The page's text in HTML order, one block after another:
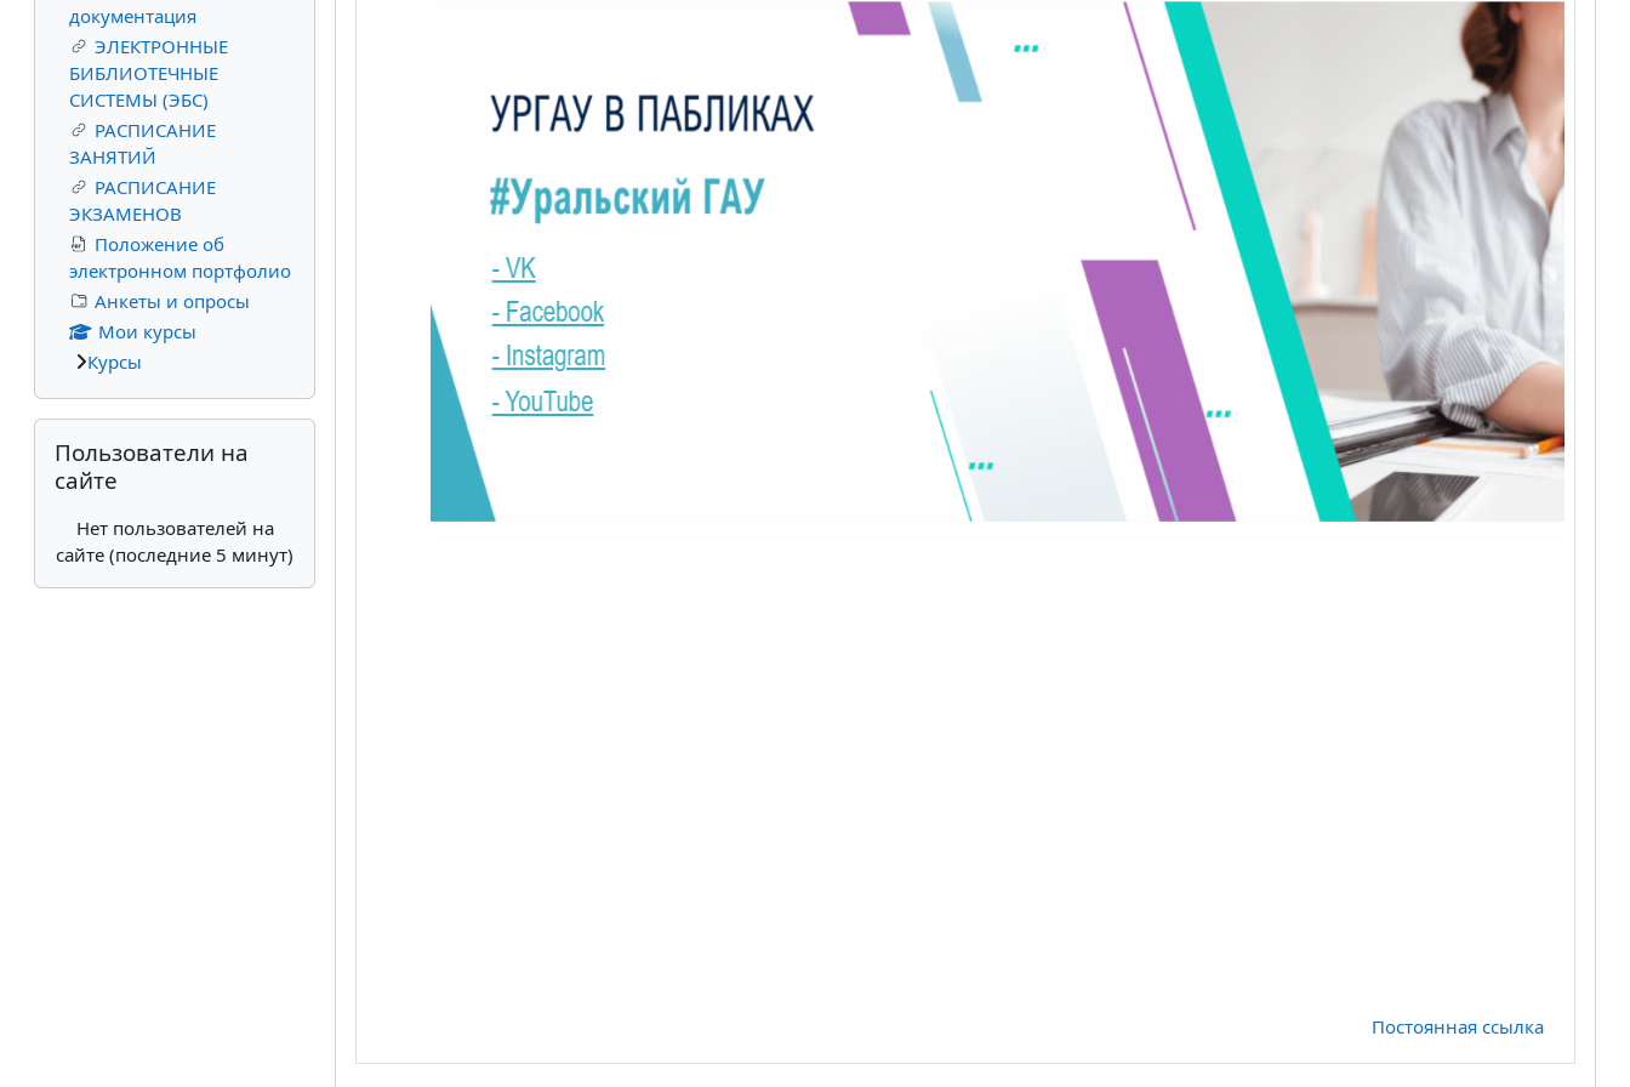
Постоянная ссылка
документация
ЭЛЕКТРОННЫЕ
БИБЛИОТЕЧНЫЕ
СИСТЕМЫ (ЭБС)
РАСПИСАНИЕ
ЗАНЯТИЙ
РАСПИСАНИЕ
ЭКЗАМЕНОВ
Положение об
электронном портфолио
Анкеты и опросы
Мои курсы
Курсы
Пропустить Пользователи на сайте
Пользователи на
сайте
Нет пользователей на
сайте (последние 5 минут)